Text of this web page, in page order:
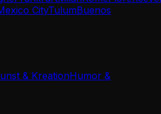
CityTulumBuenos
& KreationHumor &